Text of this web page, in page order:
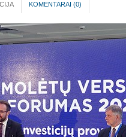
KOMENTARAI (0)